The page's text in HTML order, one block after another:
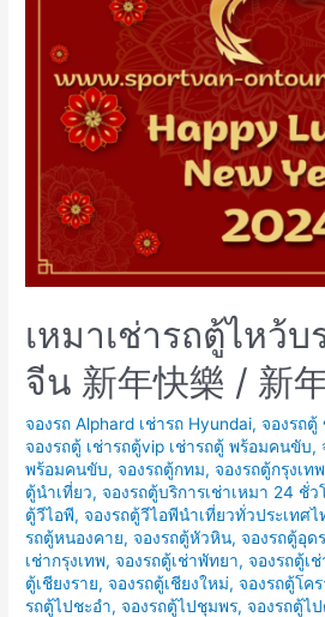
เหมาเช่ารถตู้ไหว้
จีน 新年快樂 / 新
จองรถ Alphard เช่ารถ Hyundai,จองรถตู้
จองรถตู้ เช่ารถตู้vip เช่ารถตู้ พร้อมคนขับ,
พร้อมคนขับ,จองรถตู้กทม,จองรถตู้กรุงเทพ
ตู้นำเที่ยว,จองรถตู้บริการเช่าเหมา 24 ชั่ว
ตู้วีไอพี,จองรถตู้วีไอพีนำเที่ยวทั่วประเทศไ
รถตู้หนองคาย,จองรถตู้หัวหิน,จองรถตู้อุดร
เช่ากรุงเทพ,จองรถตู้เช่าพัทยา,จองรถตู้เ
ตู้เชียงราย,จองรถตู้เชียงใหม่,จองรถตู้โค
รถตู้ไปชะอำ,จองรถตู้ไปชุมพร,จองรถตู้ไ